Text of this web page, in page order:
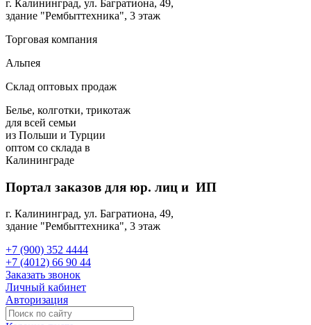
г. Калининград, ул. Багратиона, 49,
здание "Рембыттехника", 3 этаж
Торговая компания
Альпея
Склад оптовых продаж
Белье, колготки, трикотаж
для всей семьи
из Польши и Турции
оптом со склада в
Калининграде
Портал заказов для юр. лиц и ИП
г. Калининград, ул. Багратиона, 49,
здание "Рембыттехника", 3 этаж
+7 (900) 352 4444
+7 (4012) 66 90 44
Заказать звонок
Личный кабинет
Авторизация